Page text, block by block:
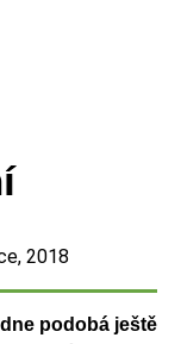
2018
podobá ještě